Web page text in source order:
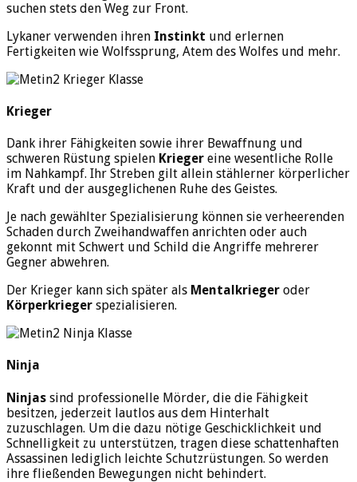
suchen stets den Weg zur Front.
Lykaner verwenden ihren Instinkt und erlernen
Fertigkeiten wie Wolfssprung, Atem des Wolfes und mehr.
Krieger
Dank ihrer Fähigkeiten sowie ihrer Bewaffnung und
schweren Rüstung spielen Krieger eine wesentliche Rolle
im Nahkampf. Ihr Streben gilt allein stählerner körperlicher
Kraft und der ausgeglichenen Ruhe des Geistes.
Je nach gewählter Spezialisierung können sie verheerenden
Schaden durch Zweihandwaffen anrichten oder auch
gekonnt mit Schwert und Schild die Angriffe mehrerer
Gegner abwehren.
Der Krieger kann sich später als Mentalkrieger oder
Körperkrieger spezialisieren.
Ninja
Ninjas sind professionelle Mörder, die die Fähigkeit
besitzen, jederzeit lautlos aus dem Hinterhalt
zuzuschlagen. Um die dazu nötige Geschicklichkeit und
Schnelligkeit zu unterstützen, tragen diese schattenhaften
Assassinen lediglich leichte Schutzrüstungen. So werden
ihre fließenden Bewegungen nicht behindert.